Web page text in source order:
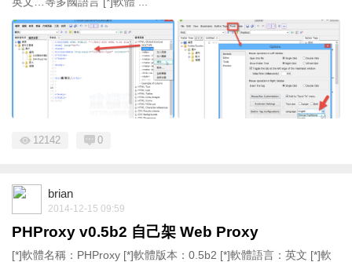
12142 0
brian
2014-12-15 09:59
PHProxy v0.5b2 自己架 Web Proxy
[*]軟體名稱：PHProxy [*]軟體版本：0.5b2 [*]軟體語言：英文 [*]軟